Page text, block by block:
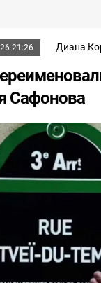
21:26 Диана
Сафонова